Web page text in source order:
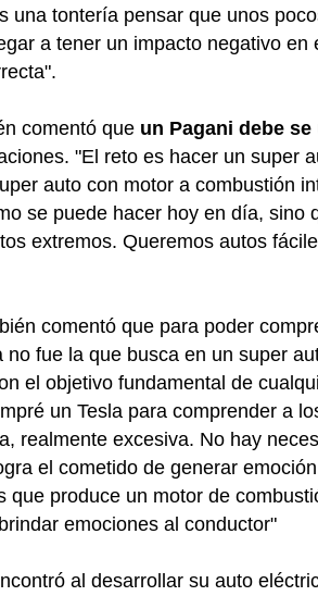
una tontería pensar que unos
a tener un impacto negativo
comentó que un Pagani debe
"El reto es hacer un super
auto con motor a combustión
se puede hacer hoy en día, sino
extremos. Queremos autos
comentó que para poder
no fue la que busca en un super
el objetivo fundamental de
un Tesla para comprender a
realmente excesiva. No hay
el cometido de generar
que produce un motor de
emociones al conductor"
al desarrollar su auto